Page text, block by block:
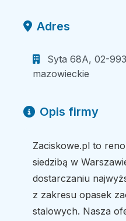
Adres
Syta 68A, 02-
mazowieckie
Opis firmy
Zaciskowe.pl to
siedzibą w
dostarczaniu
z zakresu opasek
stalowych. Nasza